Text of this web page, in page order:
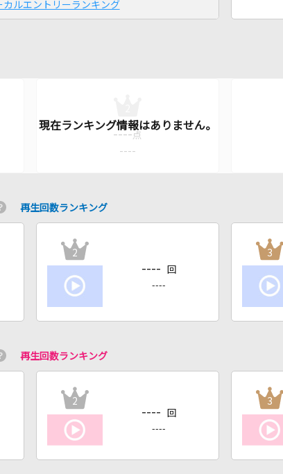
ルエントリーランキング
---- 点
----
再生回数ランキング
2
---- 回
----
3
再生回数ランキング
2
---- 回
----
3